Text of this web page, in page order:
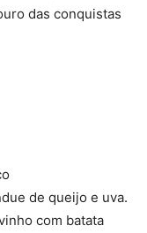
das conquistas
de queijo e uva.
com batata